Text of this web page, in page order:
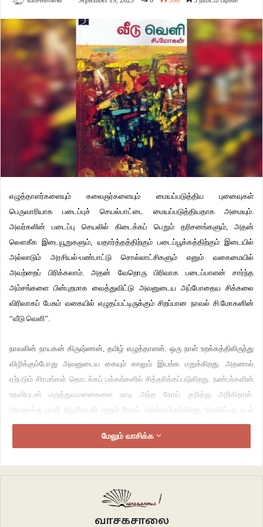
எழுத்தாளர்களையும் கலைஞர்களையும் மையப்படுத்திய புனைவுகள்
பெருவாரியாக படைப்புச் செயல்பாட்டை மையப்படுத்தியதாக அமையும்.
அவர்களின் படைப்பு செயலில் கிடைக்கப் பெறும் தரிசனங்களும், அதன்
லௌகீக இடையூறுகளும், யதார்த்தத்திற்கும் படைப்பூக்கத்திற்கும் இடையில்
அல்லாடும் அரசியல்-பண்பாட்டு சொல்லாட்சிகளும் எனும் வகைமையில்
அவற்றைப் பிரிக்கலாம். அதன் வேறொரு பிரிவாக படைப்பாளன் சார்ந்த
அம்சங்களை பின்புறமாக வைத்துவிட்டு அவனுடைய அப்போதைய சிக்கலை
விரிவாகப் பேசும் வகையில் எழுதப்பட்டிருக்கும் சிறப்பான நாவல் சி.மோகனின்
“வீடு வெளி”.
நாவலின் நாயகன் கிருஷ்ணன், தமிழ் எழுத்தாளன். ஒரு நாள் உறக்கத்திலிருந்து
விழிக்கும்போது அவனுடைய கையும் காலும் இயங்க மறுக்கிறது. அதனால்
ஏற்படும் சிரமங்கள் தொடக்கப் பக்கங்களில் சித்தரிக்கப்படுகிறது. நண்பர்களின்
உதவியுடன் மருத்துவமனைகளை நாடி அந்த நோய் குறித்து அறிகிறான்.
அவனுக்கு பாலி நியூரோபதி எனும் நோய் அண்டியிருக்கிறது. வெளிப்புற உடல்
பாகங்களின் செயலிழப்பு அதன் முதல் அறிகுறி. பின் அத்தன்மை
உள்ளுறுப்புகளுக்கு பரவும். மருத்துவமனையில் தங்கி கண்காணிக்கப்பட்டால்
மருத்துவமனையில் தங்கி சிகிச்சை பெறுகிறான். அவன் இயல்பு நிலைக்கு
திரும்புவது வரை நீள்வதே நாவலின் கதை.
மேலும் வாசிக்க
வாசகசாலை